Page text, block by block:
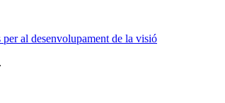
al desenvolupament de la visió